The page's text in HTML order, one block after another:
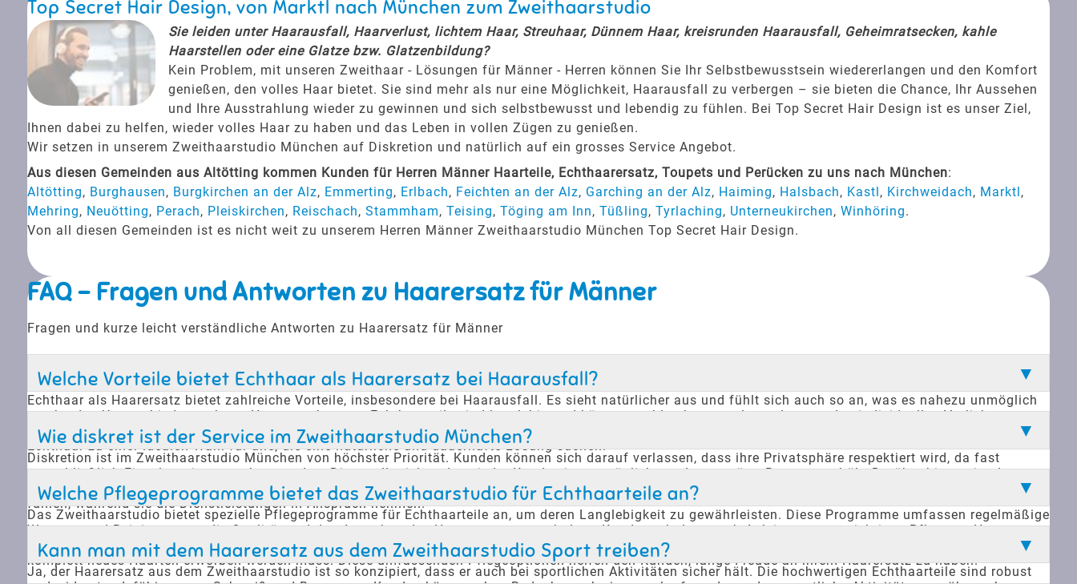
Top Secret Hair Design, von Marktl nach München zum Zweithaarstudio
Sie leiden unter Haarausfall, Haarverlust, lichtem Haar, Streuhaar, Dünnem Haar, kreisrunden Haarausfall, Geheimratsecken, kahle
Haarstellen oder eine Glatze bzw. Glatzenbildung?
Kein Problem, mit unseren Zweithaar - Lösungen für Männer - Herren können Sie Ihr Selbstbewusstsein wiedererlangen und den Komfort
genießen, den volles Haar bietet. Sie sind mehr als nur eine Möglichkeit, Haarausfall zu verbergen – sie bieten die Chance, Ihr Aussehen
und Ihre Ausstrahlung wieder zu gewinnen und sich selbstbewusst und lebendig zu fühlen. Bei Top Secret Hair Design ist es unser Ziel,
Ihnen dabei zu helfen, wieder volles Haar zu haben und das Leben in vollen Zügen zu genießen.
Wir setzen in unserem Zweithaarstudio München auf Diskretion und natürlich auf ein grosses Service Angebot.
Aus diesen Gemeinden aus Altötting kommen Kunden für Herren Männer Haarteile, Echthaarersatz, Toupets und Perücken zu uns nach München:
Altötting, Burghausen, Burgkirchen an der Alz, Emmerting, Erlbach, Feichten an der Alz, Garching an der Alz, Haiming, Halsbach, Kastl, Kirchweidach, Marktl,
Mehring, Neuötting, Perach, Pleiskirchen, Reischach, Stammham, Teising, Töging am Inn, Tüßling, Tyrlaching, Unterneukirchen, Winhöring.
Von all diesen Gemeinden ist es nicht weit zu unserem Herren Männer Zweithaarstudio München Top Secret Hair Design.
FAQ - Fragen und Antworten zu Haarersatz für Männer
Fragen und kurze leicht verständliche Antworten zu Haarersatz für Männer
Welche Vorteile bietet Echthaar als Haarersatz bei Haarausfall?
Echthaar als Haarersatz bietet zahlreiche Vorteile, insbesondere bei Haarausfall. Es sieht natürlicher aus und fühlt sich auch so an, was es nahezu unmöglich
macht, den Unterschied zu echtem Haar zu erkennen. Echthaarteile sind langlebig und können problemlos gestylt werden, um den individuellen Vorlieben zu
entsprechen. Zudem bieten sie eine hohe Widerstandsfähigkeit gegen alltägliche Aktivitäten wie Schwimmen, Duschen und Sport. Diese Eigenschaften machen
Echthaar zu einer idealen Wahl für alle, die eine natürliche und dauerhafte Lösung suchen.
Wie diskret ist der Service im Zweithaarstudio München?
Diskretion ist im Zweithaarstudio München von höchster Priorität. Kunden können sich darauf verlassen, dass ihre Privatsphäre respektiert wird, da fast
ausschließlich Einzeltermine vergeben werden. Dies stellt sicher, dass jeder Kunde eine persönliche und ungestörte Beratung erhält. Darüber hinaus ist das
Studio nicht in der Heimatgemeinde vieler Kunden, was zusätzliche Anonymität bietet. Diese Maßnahmen tragen dazu bei, dass sich Kunden wohl und sicher
fühlen, während sie die Dienstleistungen in Anspruch nehmen.
Welche Pflegeprogramme bietet das Zweithaarstudio für Echthaarteile an?
Das Zweithaarstudio bietet spezielle Pflegeprogramme für Echthaarteile an, um deren Langlebigkeit zu gewährleisten. Diese Programme umfassen regelmäßige
Wartung und Reinigung, um die Qualität und das Aussehen des Haarersatzes zu erhalten. Kunden erhalten auch Anleitungen zur richtigen Pflege zu Hause, um
die Lebensdauer der Haarteile zu maximieren. Zudem wird ein Reparaturservice angeboten, der es ermöglicht, kleinere Schäden zu beheben, ohne dass ein
komplett neues Haarteil erworben werden muss. Diese umfassenden Pflegeoptionen helfen den Kunden, lange Freude an ihrem Haarersatz zu haben.
Kann man mit dem Haarersatz aus dem Zweithaarstudio Sport treiben?
Ja, der Haarersatz aus dem Zweithaarstudio ist so konzipiert, dass er auch bei sportlichen Aktivitäten sicher hält. Die hochwertigen Echthaarteile sind robust